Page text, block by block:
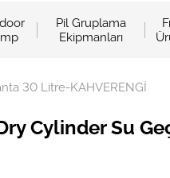
Pil Gruplama
Ekipmanları
30 Litre-KAHVERENGİ
Cylinder Su